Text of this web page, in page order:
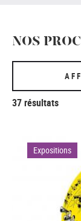
NOS
37 résultats
Expositions